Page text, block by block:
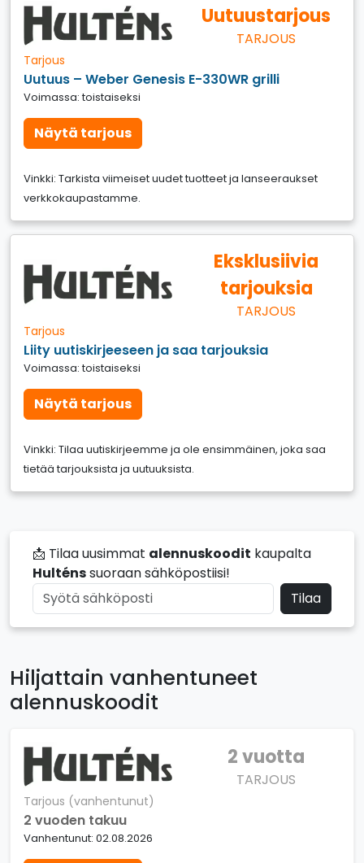
Uutuustarjous
TARJOUS
Tarjous
Uutuus – Weber Genesis E-330WR grilli
Voimassa: toistaiseksi
Näytä tarjous
Vinkki: Tarkista viimeiset uudet tuotteet ja lanseeraukset
verkkokaupastamme.
Eksklusiivia
tarjouksia
TARJOUS
Tarjous
Liity uutiskirjeeseen ja saa tarjouksia
Voimassa: toistaiseksi
Näytä tarjous
Vinkki: Tilaa uutiskirjeemme ja ole ensimmäinen, joka saa
tietää tarjouksista ja uutuuksista.
📩 Tilaa uusimmat alennuskoodit kaupalta
Hulténssuoraan sähköpostiisi!
Tilaa
Hiljattain vanhentuneet
alennuskoodit
2 vuotta
TARJOUS
Tarjous (vanhentunut)
2 vuoden takuu
Vanhentunut: 02.08.2026